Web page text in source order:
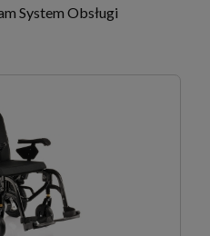
System Obsługi